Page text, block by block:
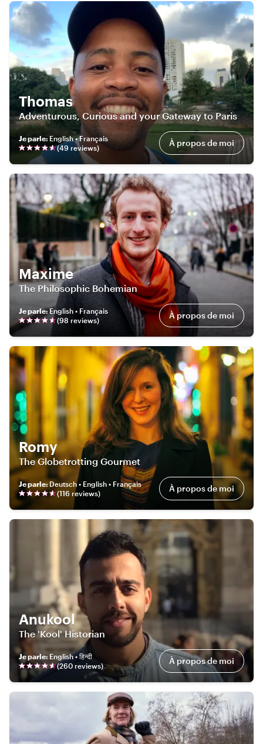
Thomas
Adventurous, Curious and your Gateway to Paris
Je parle: English • Français
(49 reviews) À propos de moi
Maxime
The Philosophic Bohemian
Je parle:English • Français
(98 reviews) À propos de moi
Romy
The Globetrotting Gourmet
Je parle: Deutsch • English • Français
(116 reviews) À propos de moi
Anukool
The 'Kool' Historian
Je parle: English • हिन्दी
(260 reviews) À propos de moi